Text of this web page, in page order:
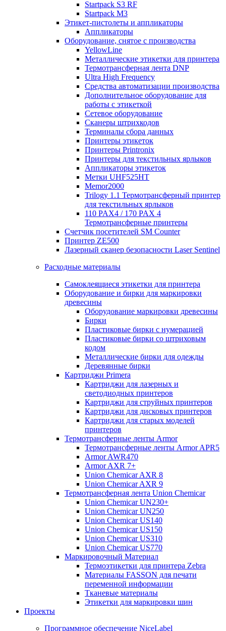
Startpack S3 RF
Startpack M3
Этикет-пистолеты и аппликаторы
Аппликаторы
Оборудование, снятое с производства
YellowLine
Металлические этикетки для принтера
Термотрансферная лента DNP
Ultra High Frequency
Средства автоматизации производства
Дополнительное оборудование для
работы с этикеткой
Сетевое оборудование
Сканеры штрихкодов
Терминалы сбора данных
Принтеры этикеток
Принтеры Printronix
Принтеры для текстильных ярлыков
Аппликаторы этикеток
Метки UHF525HT
Memor2000
Trilogy 1.1 Термотрансферный принтер
для текстильных ярлыков
110 PAX4 / 170 PAX 4
Термотрансферные принтеры
Счетчик посетителей SM Counter
Принтер ZE500
Лазерный сканер безопасности Laser Sentinel
Расходные материалы
Самоклеящиеся этикетки для принтера
Оборудование и бирки для маркировки
древесины
Оборудование маркировки древесины
Бирки
Пластиковые бирки с нумерацией
Пластиковые бирки со штриховым
кодом
Металлические бирки для одежды
Деревянные бирки
Картриджи Primera
Картриджи для лазерных и
светодиодных принтеров
Картриджи для струйных принтеров
Картриджи для дисковых принтеров
Картриджи для старых моделей
принтеров
Термотрансферные ленты Armor
Термотрансферные ленты Armor APR5
Armor AWR470
Armor AXR 7+
Union Chemicar AXR 8
Union Chemicar AXR 9
Термотрансферная лента Union Chemicar
Union Chemicar UN230+
Union Chemicar UN250
Union Chemicar US140
Union Chemicar US150
Union Chemicar US310
Union Chemicar US770
Маркировочный Материал
Термоэтикетки для принтера Zebra
Материалы FASSON для печати
переменной информации
Тканевые материалы
Этикетки для маркировки шин
Проекты
Программное обеспечение NiceLabel